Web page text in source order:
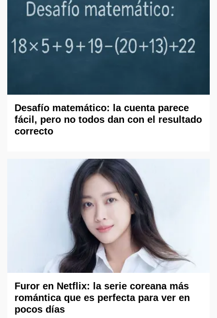
Desafío matemático: la cuenta parece
fácil, pero no todos dan con el resultado
correcto
Furor en Netflix: la serie coreana más
romántica que es perfecta para ver en
pocos días